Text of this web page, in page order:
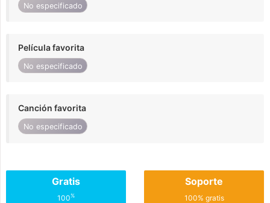
No especificado
Película favorita
No especificado
Canción favorita
No especificado
Gratis
100%
Soporte
100% gratis